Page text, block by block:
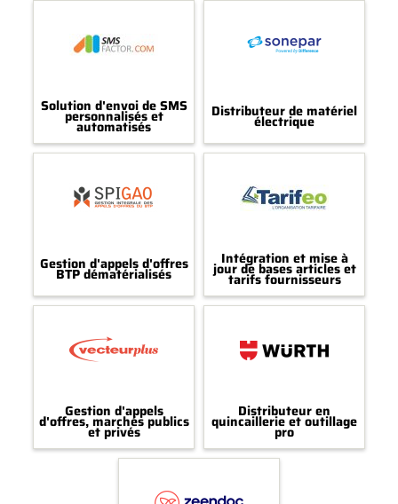
Solution d'envoi de SMS
personnalisés et
automatisés
Distributeur de matériel
électrique
Gestion d'appels d'offres
BTP dématérialisés
Intégration et mise à
jour de bases articles et
tarifs fournisseurs
Gestion d'appels
d'offres, marchés publics
et privés
Distributeur en
quincaillerie et outillage
pro